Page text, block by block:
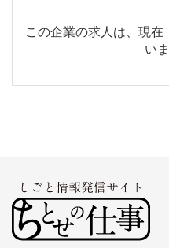
この企業の求人は、現
い